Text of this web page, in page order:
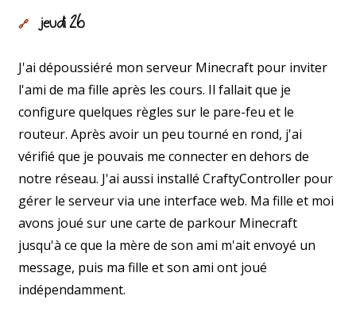
🔗 jeudi 26
J'ai dépoussiéré mon serveur Minecraft pour inviter
l'ami de ma fille après les cours. Il fallait que je
configure quelques règles sur le pare-feu et le
routeur. Après avoir un peu tourné en rond, j'ai
vérifié que je pouvais me connecter en dehors de
notre réseau. J'ai aussi installé CraftyController pour
gérer le serveur via une interface web. Ma fille et moi
avons joué sur une carte de parkour Minecraft
jusqu'à ce que la mère de son ami m'ait envoyé un
message, puis ma fille et son ami ont joué
indépendamment.